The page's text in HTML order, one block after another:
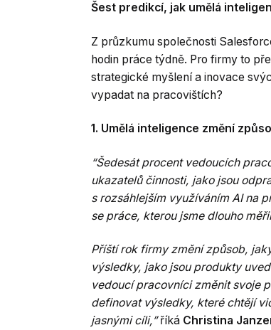
Šest predikcí, jak umělá
Z průzkumu společnosti
hodin práce týdně. Pro firmy to
strategické myšlení a inovace
vypadat na pracovištích?
1. Umělá inteligence změní
“Šedesát procent vedoucích
ukazatelů činnosti, jako jsou
s rozsáhlejším využíváním AI na
se práce, kterou jsme dlouho
Příští rok firmy změní způsob,
výsledky, jako jsou produkty
vedoucí pracovníci změnit svoje
definovat výsledky, které chtějí
jasnými cíli,”říká Christina